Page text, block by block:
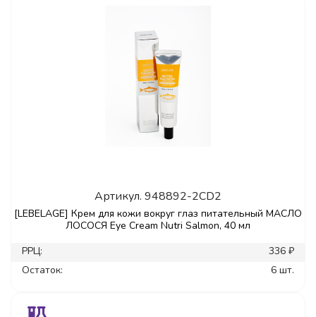
Артикул. 948892-2CD2
[LEBELAGE] Крем для кожи вокруг глаз питательный МАСЛО
ЛОСОСЯ Eye Cream Nutri Salmon, 40 мл
РРЦ:
336 ₽
Остаток:
6 шт.